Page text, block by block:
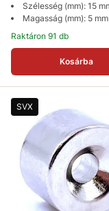
Szélesség (mm): 15
Magasság (mm): 5 mm
Raktáron 91 db
Kosárba
SVX